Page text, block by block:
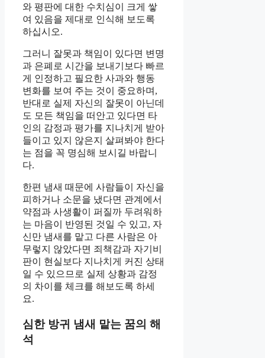
와 평판에 대한 수치심이 크게 쌓
여 있음을 제대로 인식해 보도록
하십시오.
그러니 잘못과 책임이 있다면 변명
과 은폐로 시간을 보내기보다 빠르
게 인정하고 필요한 사과와 행동
변화를 보여 주는 것이 중요하며,
반대로 실제 자신의 잘못이 아닌데
도 모든 책임을 떠안고 있다면 타
인의 감정과 평가를 지나치게 받아
들이고 있지 않은지 살펴봐야 한다
는 점을 꼭 명심해 보시길 바랍니
다.
한편 냄새 때문에 사람들이 자신을
피하거나 소문을 냈다면 관계에서
약점과 사생활이 퍼질까 두려워하
는 마음이 반영된 것일 수 있고, 자
신만 냄새를 맡고 다른 사람은 아
무렇지 않았다면 죄책감과 자기비
판이 현실보다 지나치게 커진 상태
일 수 있으므로 실제 상황과 감정
의 차이를 체크를 해보도록 하세
요.
심한 방귀 냄새 맡는 꿈의 해
석